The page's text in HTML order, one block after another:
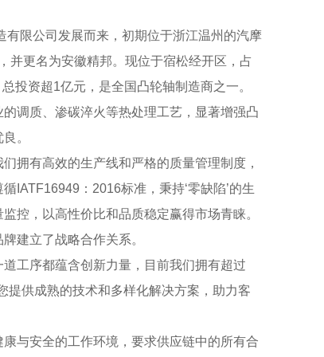
限公司发展而来，初期位于浙江温州的汽摩
并更名为安徽精邦。现位于宿松经开区，占
投资超1亿元，是全国凸轮轴制造商之一。
调质、渗碳淬火等热处理工艺，显著增强凸
。
拥有高效的生产线和严格的质量管理制度，
IATF16949：2016标准，秉持‘零缺陷’的生
控，以高性价比和品质稳定赢得市场青睐。
建立了战略合作关系。
工序都蕴含创新力量，目前我们拥有超过
提供成熟的技术和多样化解决方案，助力客
与安全的工作环境，要求供应链中的所有合